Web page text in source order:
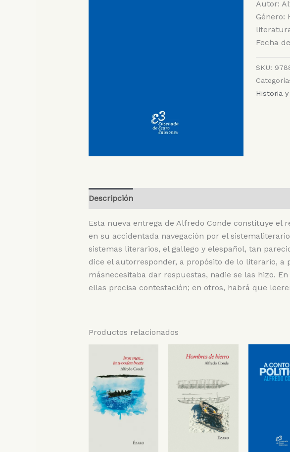
Autor:
Género:
Fecha
SKU:
Historia
Descripción
Esta nueva entrega de Alfredo Conde constituye el
en su accidentada navegación por el
sistemas literarios, el gallego y elespañol, tan
dice el autorresponder, a propósito de lo literario, a
másnecesitaba dar respuestas, nadie se las hizo.
ellas precisa contestación; en otros, habrá que
Productos relacionados